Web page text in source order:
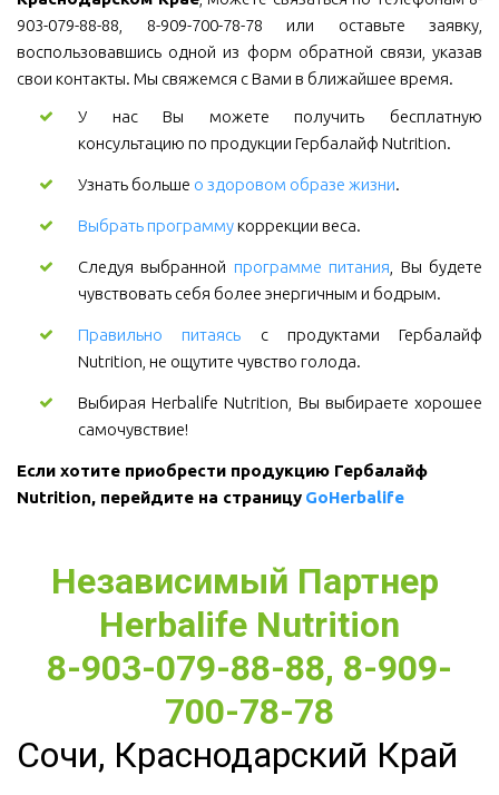
903-079-88-88, 8-909-700-78-78 или оставьте заявку,
воспользовавшись одной из форм обратной связи, указав
свои контакты. Мы свяжемся с Вами в ближайшее время.
У нас Вы можете получить бесплатную
консультацию по продукции Гербалайф Nutrition.
Узнать больше о здоровом образе жизни.
Выбрать программукоррекции веса.
Следуя выбранной программе питания , Вы будете
чувствовать себя более энергичным и бодрым.
Правильно питаясь с продуктами Гербалайф
Nutrition, не ощутите чувство голода.
Выбирая Herbalife Nutrition, Вы выбираете хорошее
самочувствие!
Если хотите приобрести продукцию Гербалайф
Nutrition, перейдите на страницу GoHerbalife
Независимый Партнер
Herbalife Nutrition
8-903-079-88-88, 8-909-
700-78-78
Сочи, Краснодарский Край